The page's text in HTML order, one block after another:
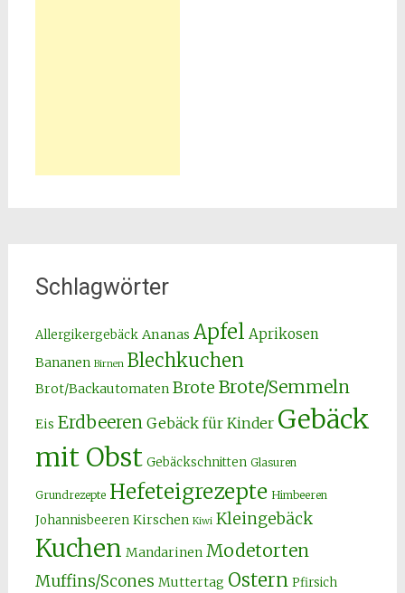
Schlagwörter
Allergikergebäck Ananas Apfel Aprikosen
Bananen Birnen Blechkuchen
Brot/Backautomaten Brote Brote/Semmeln
Eis Erdbeeren Gebäck für Kinder Gebäck
mit Obst Gebäckschnitten Glasuren
Grundrezepte Hefeteigrezepte Himbeeren
Johannisbeeren Kirschen Kiwi Kleingebäck
Kuchen Mandarinen Modetorten
Muffins/Scones Muttertag Ostern Pfirsich